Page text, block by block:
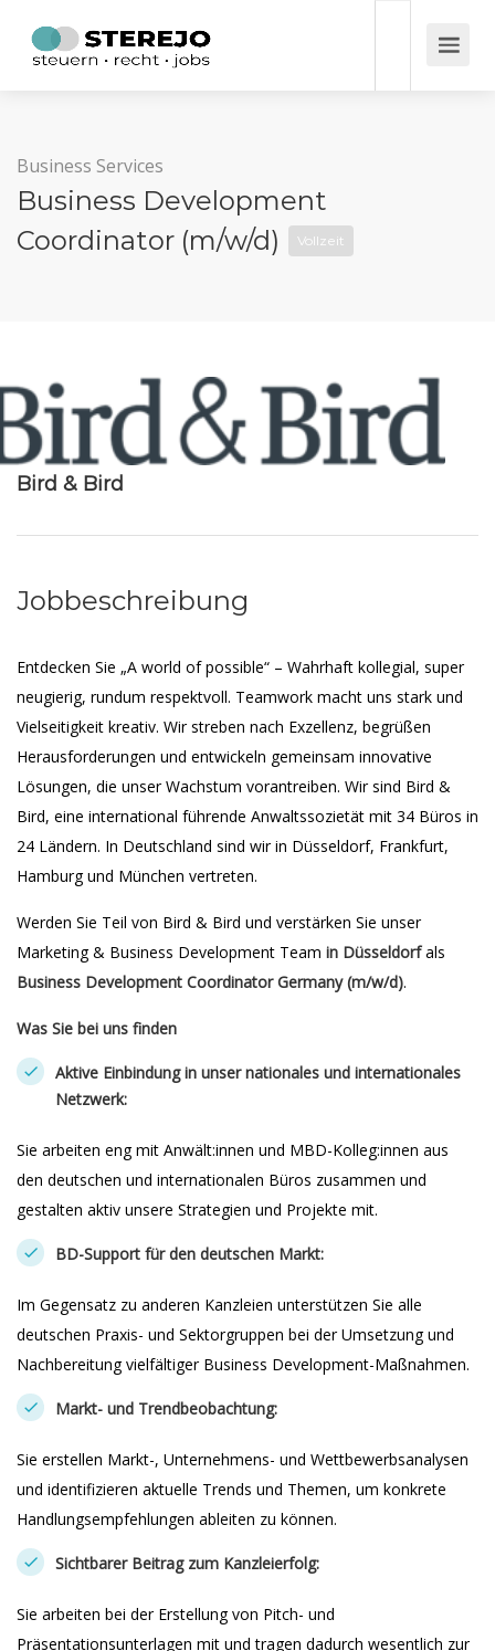
Business Services
Business Development
Coordinator (m/w/d)
Vollzeit
Bird & Bird
Jobbeschreibung
Entdecken Sie „A world of possible“ – Wahrhaft kollegial, super
neugierig, rundum respektvoll. Teamwork macht uns stark und
Vielseitigkeit kreativ. Wir streben nach Exzellenz, begrüßen
Herausforderungen und entwickeln gemeinsam innovative
Lösungen, die unser Wachstum vorantreiben. Wir sind Bird &
Bird, eine international führende Anwaltssozietät mit 34 Büros in
24 Ländern. In Deutschland sind wir in Düsseldorf, Frankfurt,
Hamburg und München vertreten.
Werden Sie Teil von Bird & Bird und verstärken Sie unser
Marketing & Business Development Team in Düsseldorfals
Business Development Coordinator Germany (m/w/d).
Was Sie bei uns finden
Aktive Einbindung in unser nationales und internationales
Netzwerk:
Sie arbeiten eng mit Anwält:innen und MBD-Kolleg:innen aus
den deutschen und internationalen Büros zusammen und
gestalten aktiv unsere Strategien und Projekte mit.
BD-Support für den deutschen Markt:
Im Gegensatz zu anderen Kanzleien unterstützen Sie alle
deutschen Praxis- und Sektorgruppen bei der Umsetzung und
Nachbereitung vielfältiger Business Development-Maßnahmen.
Markt- und Trendbeobachtung:
Sie erstellen Markt-, Unternehmens- und Wettbewerbsanalysen
und identifizieren aktuelle Trends und Themen, um konkrete
Handlungsempfehlungen ableiten zu können.
Sichtbarer Beitrag zum Kanzleierfolg:
Sie arbeiten bei der Erstellung von Pitch- und
Präsentationsunterlagen mit und tragen dadurch wesentlich zur